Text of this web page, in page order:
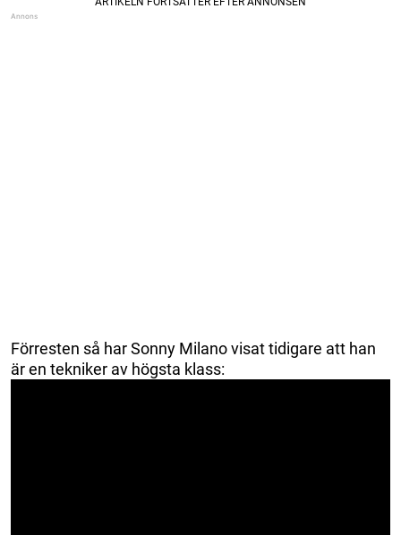
Förresten så har Sonny Milano visat tidigare att han
är en tekniker av högsta klass: